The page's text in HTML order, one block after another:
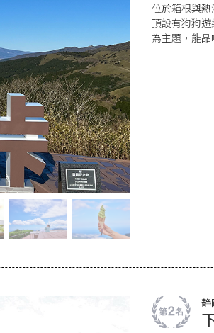
位於箱根與
頂設有狗狗遊
為主題，能品
静